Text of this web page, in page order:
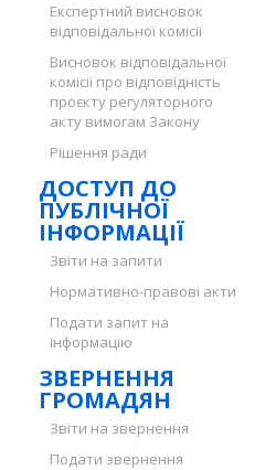
Експертний висновок
відповідальної комісії
Висновок відповідальної
комісії про відповідність
проєкту регуляторного
акту вимогам Закону
Рішення ради
ДОСТУП ДО
ПУБЛІЧНОЇ
ІНФОРМАЦІЇ
Звіти на запити
Нормативно-правові акти
Подати запит на
інформацію
ЗВЕРНЕННЯ
ГРОМАДЯН
Звіти на звернення
Подати звернення